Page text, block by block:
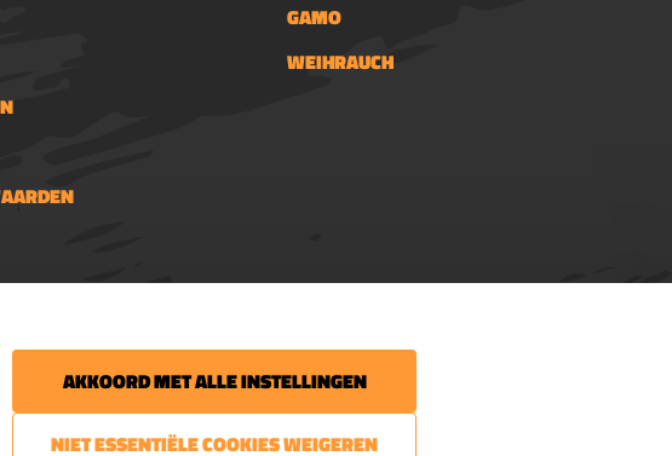
GAMO
WEIHRAUCH
voor uw volgende bestelling.
hoogte van het laatste nieuws
AKKOORD MET ALLE INSTELLINGEN
NIET ESSENTIËLE COOKIES WEIGEREN